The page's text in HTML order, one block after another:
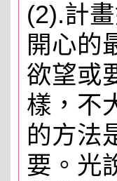
(2).計
開心的
欲望或
樣，不
的方法
要。光